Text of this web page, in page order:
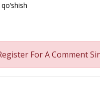
For A Comment